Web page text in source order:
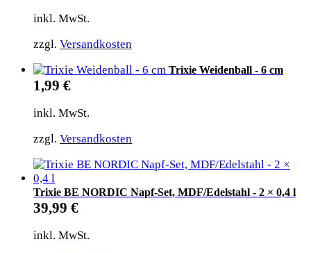
inkl. MwSt.
zzgl. Versandkosten
Trixie Weidenball - 6 cm
1,99 €
inkl. MwSt.
zzgl. Versandkosten
Trixie BE NORDIC Napf-Set, MDF/Edelstahl - 2 × 0,4 l
39,99 €
inkl. MwSt.